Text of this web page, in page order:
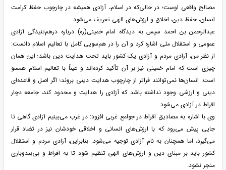
مصالح واقعی اوست؛ در حالی‌که در اسلام، آزادی همیشه در چارچوب حفظ کرامت
انسان، حفظ دین، اخلاق و ارزش‌های الهی تعریف می‌شود.
عبدالرحمن بن احمد سپس به دیدگاه امام خمینی(ره) درباره درهم‌تنیدگی آزادی
عمومی و استقلال ملی اشاره کرد و آن را در هم‌سویی کامل با تعالیم اسلام دانست:
از نظر من، آزادی مردم و آزادی یک کشور باید تحت هدایت دین باشد؛ این همان
چیزی است که امام خمینی نیز بر آن تأکید کرده‌اند و عیناً با تعالیم اسلام همسو
است. انسان‌ها نمی‌توانند فراتر از چارچوب هدایت دینی بروند؛ اگر اصل و قاعده‌ای
دینی و ارزشی وجود نداشته باشد که آزادی را هدایت و محدود کند، جامعه دچار
افراط در آزادی می‌شود.
وی با اشاره به مصادیق افراط در جوامع غربی افزود: در غرب می‌بینیم آزادی گاهی تا
جایی پیش می‌رود که با ارزش‌های انسانی و اخلاقی خودشان نیز در تضاد قرار
می‌گیرد، اما همچنان به نام آزادی توجیه می‌شود. بنابراین، آزادی مردم و استقلال
کشور باید بر مبنای دین و ارزش‌های الهی تنظیم شود تا به افراط و بی‌بندوباری
منجر نشود.